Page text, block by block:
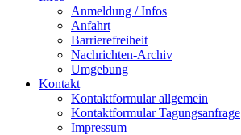
Anmeldung / Infos
Anfahrt
Barrierefreiheit
Nachrichten-Archiv
Umgebung
Kontakt
Kontaktformular allgemein
Kontaktformular Tagungsanfrage
Impressum